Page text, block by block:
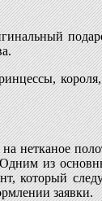
нетканое
Одним из
который
заявки.